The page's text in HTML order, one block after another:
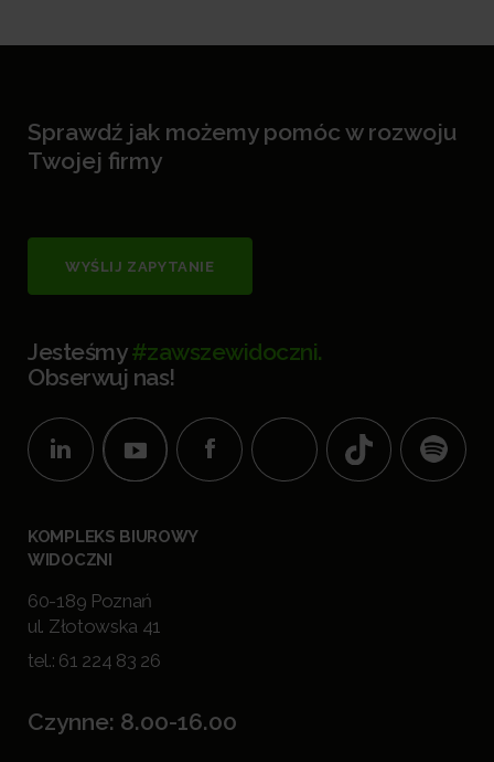
Sprawdź jak możemy pomóc w rozwoju
Twojej firmy
WYŚLIJ ZAPYTANIE
Jesteśmy#zawszewidoczni.
Obserwuj nas!
KOMPLEKS BIUROWY
WIDOCZNI
60-189 Poznań
ul. Złotowska 41
tel.: 61 224 83 26
Czynne: 8.00-16.00